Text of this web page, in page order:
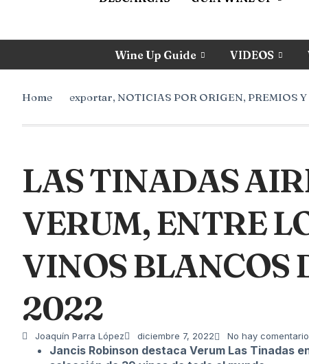
Wine Up Guide VIDEOS
Home exportar, NOTICIAS POR ORIGEN, PREMIOS
LAS TINADAS
VERUM, ENTRE
VINOS BLANCOS
2022
Joaquín Parra López diciembre 7, 2022 No hay
Jancis Robinson destaca Verum Las Tinadas